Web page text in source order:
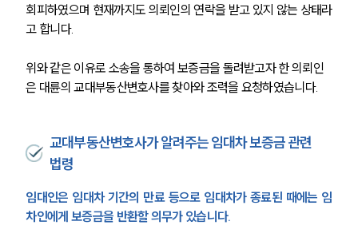
회피하였으며 현재까지도 의뢰인의 연락을 받고 있지 않는 상태라
고 합니다.
위와 같은 이유로 소송을 통하여 보증금을 돌려받고자 한 의뢰인
은 대륜의 교대부동산변호사를 찾아와 조력을 요청하였습니다.
교대부동산변호사가 알려주는 임대차 보증금 관련
법령
임대인은 임대차 기간의 만료 등으로 임대차가 종료된 때에는 임
차인에게 보증금을 반환할 의무가 있습니다.